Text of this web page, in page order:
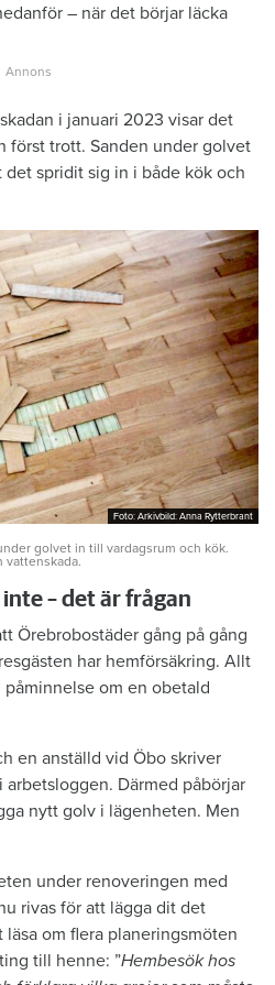
– när det börjar läcka
i januari 2023 visar det
först trott. Sanden under golvet
spridit sig in i både kök och
Foto: Arkivbild: Anna Rytterbrant
Foto: Arkivbild: Anna Rytterbrant
golvet in till vardagsrum och kök.
vattenskada.
– det är frågan
Örebrobostäder gång på gång
har hemförsäkring. Allt
påminnelse om en obetald
en anställd vid Öbo skriver
arbetsloggen. Därmed påbörjar
nytt golv i lägenheten. Men
under renoveringen med
rivas för att lägga dit det
om flera planeringsmöten
till henne: ”Hembesök hos